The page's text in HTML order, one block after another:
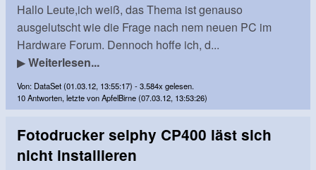
Hallo Leute,ich weiß, das Thema ist genauso
ausgelutscht wie die Frage nach nem neuen PC im
Hardware Forum. Dennoch hoffe ich, d...
▶Weiterlesen...
Von: DataSet (01.03.12, 13:55:17) - 3.584x gelesen.
10 Antworten, letzte von ApfelBirne (07.03.12, 13:53:26)
Fotodrucker selphy CP400 läst sich
nicht installieren